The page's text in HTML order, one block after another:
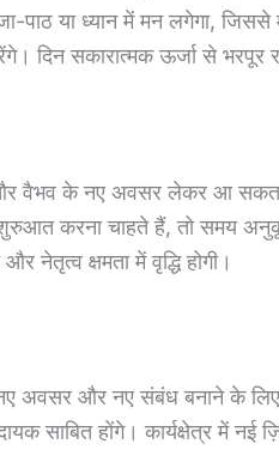
पाठ या ध्यान में मन लगेगा,
सकारात्मक ऊर्जा से भरपूर
वैभव के नए अवसर लेकर आ सकता
करना चाहते हैं, तो समय
नेतृत्व क्षमता में वृद्धि होगी।
अवसर और नए संबंध बनाने के
साबित होंगे। कार्यक्षेत्र में नई